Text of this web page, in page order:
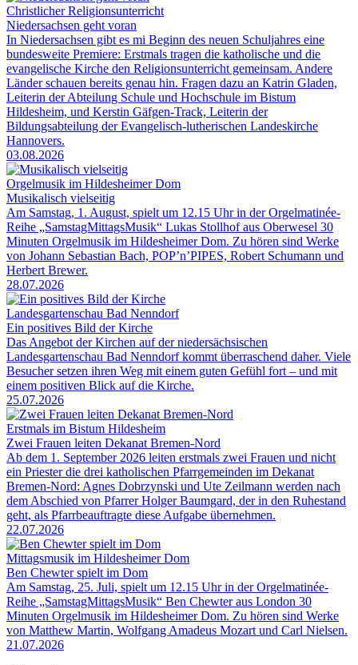
Christlicher Religionsunterricht
Niedersachsen geht voran
In Niedersachsen gibt es mi Beginn des neuen Schuljahres eine
bundesweite Premiere: Erstmals tragen die katholische und die
evangelische Kirche den Religionsunterricht gemeinsam. Andere
Länder schauen bereits genau hin. Fragen dazu an Katrin Gladen,
Leiterin der Abteilung Schule und Hochschule im Bistum
Hildesheim, und Kerstin Gäfgen-Track, Leiterin der
Bildungsabteilung der Evangelisch-lutherischen Landeskirche
Hannovers.
03.08.2026
Orgelmusik im Hildesheimer Dom
Musikalisch vielseitig
Am Samstag, 1. August, spielt um 12.15 Uhr in der Orgelmatinée-
Reihe „SamstagMittagsMusik“ Lukas Stollhof aus Oberwesel 30
Minuten Orgelmusik im Hildesheimer Dom. Zu hören sind Werke
von Johann Sebastian Bach, POP’n’PIPES, Robert Schumann und
Herbert Brewer.
28.07.2026
Landesgartenschau Bad Nenndorf
Ein positives Bild der Kirche
Das Angebot der Kirchen auf der niedersächsischen
Landesgartenschau Bad Nenndorf kommt überraschend daher. Viele
Besucher setzen ihren Weg mit einem guten Gefühl fort – und mit
einem positiven Blick auf die Kirche.
25.07.2026
Erstmals im Bistum Hildesheim
Zwei Frauen leiten Dekanat Bremen-Nord
Ab dem 1. September 2026 leiten erstmals zwei Frauen und nicht
ein Priester die drei katholischen Pfarrgemeinden im Dekanat
Bremen-Nord: Agnes Dobrzynski und Ute Zeilmann werden nach
dem Abschied von Pfarrer Holger Baumgard, der in den Ruhestand
geht, als Pfarrbeauftragte diese Aufgabe übernehmen.
22.07.2026
Mittagsmusik im Hildesheimer Dom
Ben Chewter spielt im Dom
Am Samstag, 25. Juli, spielt um 12.15 Uhr in der Orgelmatinée-
Reihe „SamstagMittagsMusik“ Ben Chewter aus London 30
Minuten Orgelmusik im Hildesheimer Dom. Zu hören sind Werke
von Matthew Martin, Wolfgang Amadeus Mozart und Carl Nielsen.
21.07.2026